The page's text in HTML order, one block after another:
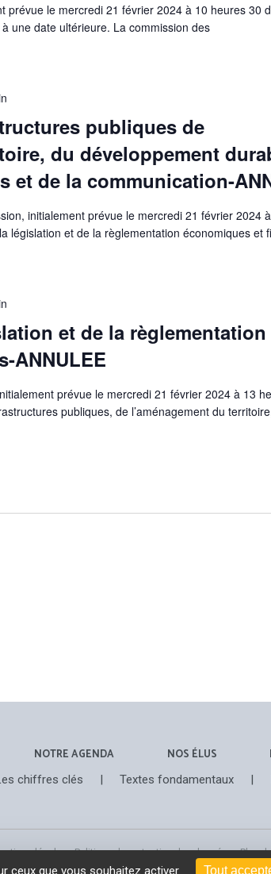
prévue le mercredi 21 février 2024 à 10 heures 30
une date ultérieure. La commission des
publiques de
du développement
et de la communication-
initialement prévue le mercredi 21 février 2024
législation et de la règlementation économiques et
et de la règlementation
ANNULEE
prévue le mercredi 21 février 2024 à 13
publiques, de l’aménagement du
NOTRE AGENDA NOS ÉLUS
chiffres clés | Textes fondamentaux |
légales-Politique de protection des données-Plan
ceux que vous souhaitez activer Tout